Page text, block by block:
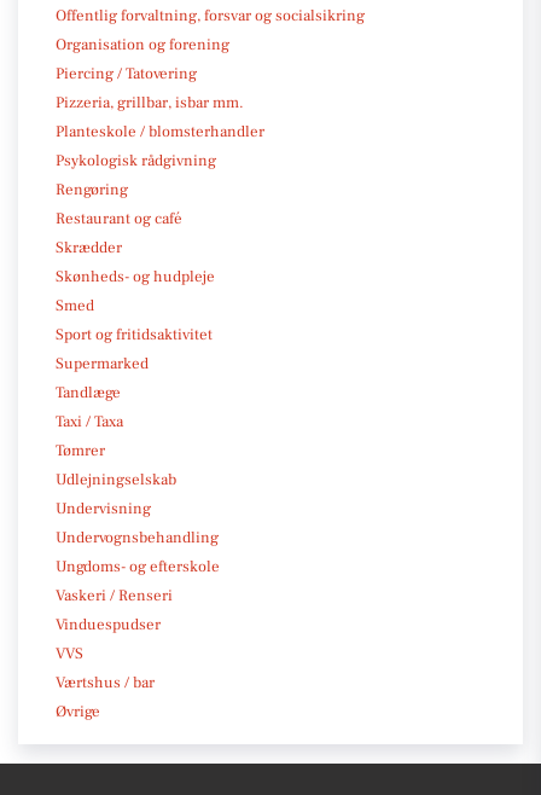
Offentlig forvaltning, forsvar og socialsikring
Organisation og forening
Piercing / Tatovering
Pizzeria, grillbar, isbar mm.
Planteskole / blomsterhandler
Psykologisk rådgivning
Rengøring
Restaurant og café
Skrædder
Skønheds- og hudpleje
Smed
Sport og fritidsaktivitet
Supermarked
Tandlæge
Taxi / Taxa
Tømrer
Udlejningselskab
Undervisning
Undervognsbehandling
Ungdoms- og efterskole
Vaskeri / Renseri
Vinduespudser
VVS
Værtshus / bar
Øvrige